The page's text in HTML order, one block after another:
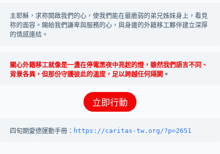
主耶穌，求祢開啟我們的心，使我們能在最脆弱的弟兄姊妹身上，看見
祢的面容。賜給我們謙卑與服務的心，與身邊的外籍移工夥伴建立深厚
的情感連結。
關心外籍移工就像是一盞在停電黑夜中亮起的燈，雖然我們語言不同、
背景各異，但那份守護彼此的溫度，足以跨越任何隔閡 。
立即行動
四旬期愛德運動手冊： https://caritas-tw.org/?p=2651